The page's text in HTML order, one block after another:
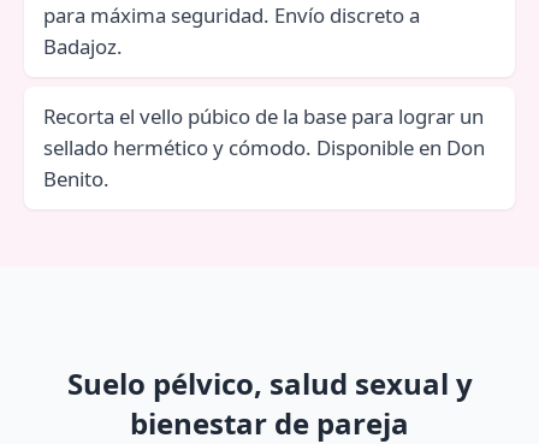
para máxima seguridad. Envío discreto a
Badajoz.
Recorta el vello púbico de la base para lograr un
sellado hermético y cómodo. Disponible en Don
Benito.
Suelo pélvico, salud sexual y
bienestar de pareja